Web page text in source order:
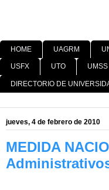
HOME UAGRM
USFX UTO UMSS
DIRECTORIO DE
jueves, 4 de febrero de 2010
MEDIDA